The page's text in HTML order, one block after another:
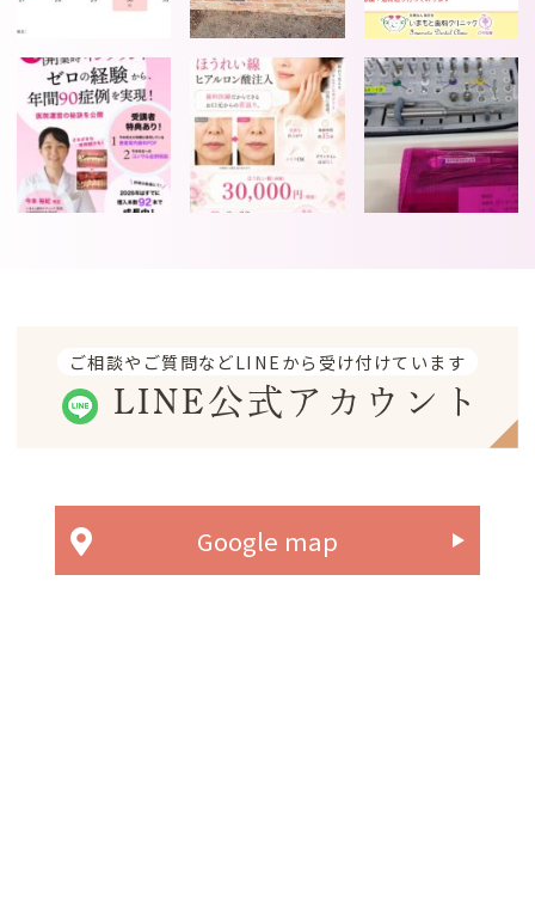
ご相談やご質問などLINEから受け付けています
LINE公式アカウント
Google map